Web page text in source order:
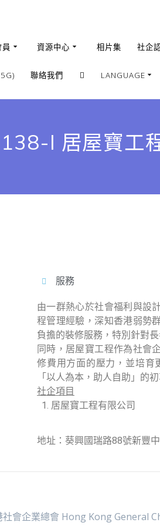
員 資源中心 相片集 社企
聯絡我們 LANGUAGE
繁體
English
I 居屋寶工
服務
由一群熱心於社會福利與設
程管理經驗，深知香港弱勢
負擔的裝修服務，特別針對
同時，居屋寶工程作為社會
修費用方面的壓力，並培育
「以人為本，助人自助」的初
社企項目
居屋寶工程有限公司
地址：葵興國瑞路88號新豐
會企業總會 Hong Kong General